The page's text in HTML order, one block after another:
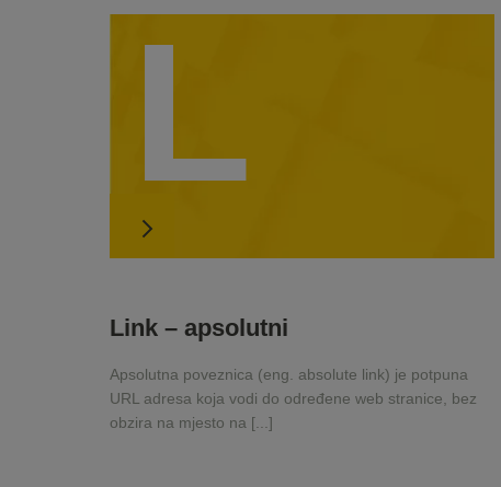
L
Link – apsolutni
Apsolutna poveznica (eng. absolute link) je potpuna
URL adresa koja vodi do određene web stranice, bez
obzira na mjesto na [...]